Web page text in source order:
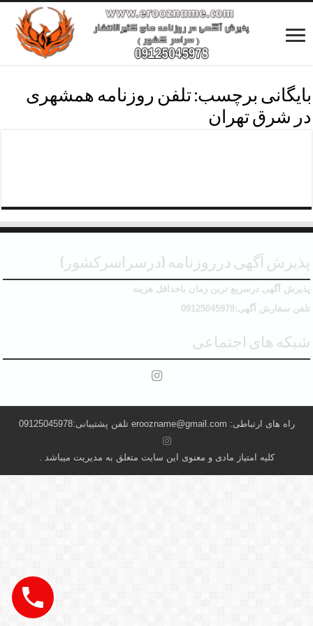
بایگانی برچسب:تلفن روزنامه همشهری
در شرق تهران
پذیرش آگهی درروزنامه (درسراسرکشور)
پذیرش آگهی درسریع ترین زمان باحداقل هزینه
تلفن سفارش آگهی:09125045978
شبکه های اجتماعی
راه های ارتباطی: eroozname@gmail.com تلفن پشتیبانی:09125045978
کلیه امتیاز مادی و معنوی این سایت متعلق به مدیریت میباشد .